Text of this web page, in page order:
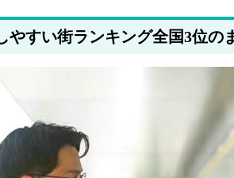
やすい街ランキング全国3位の